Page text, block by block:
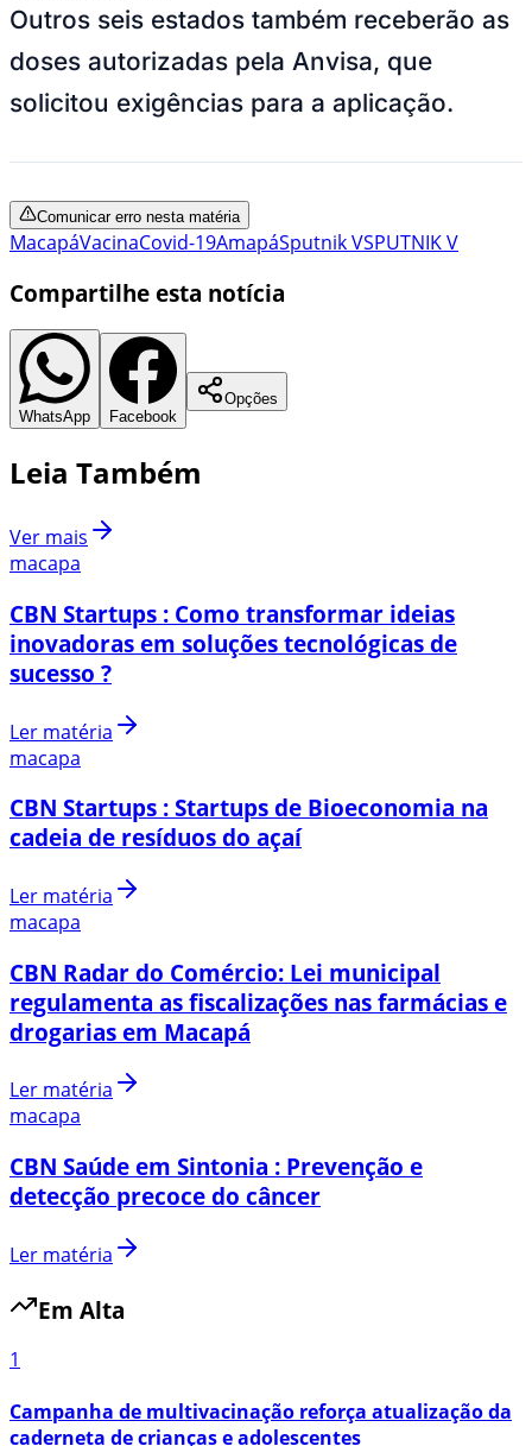
Outros seis estados também receberão as
doses autorizadas pela Anvisa, que
solicitou exigências para a aplicação.
Comunicar erro nesta matéria
MacapáVacinaCovid-19AmapáSputnik VSPUTNIK V
Compartilhe esta notícia
WhatsApp Facebook
Opções
Leia Também
Ver mais
macapa
CBN Startups : Como transformar ideias
inovadoras em soluções tecnológicas de
sucesso ?
Ler matéria
macapa
CBN Startups : Startups de Bioeconomia na
cadeia de resíduos do açaí
Ler matéria
macapa
CBN Radar do Comércio: Lei municipal
regulamenta as fiscalizações nas farmácias e
drogarias em Macapá
Ler matéria
macapa
CBN Saúde em Sintonia : Prevenção e
detecção precoce do câncer
Ler matéria
Em Alta
1
Campanha de multivacinação reforça atualização da
caderneta de crianças e adolescentes